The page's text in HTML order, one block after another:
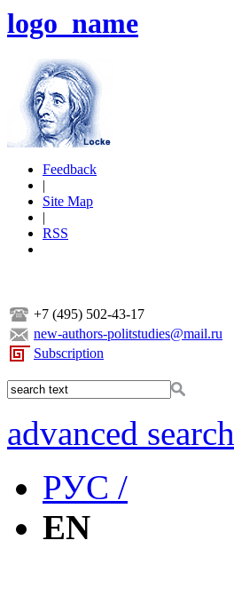
logo_name
Feedback
|
Site Map
|
RSS
+7 (495) 502-43-17
new-authors-politstudies@mail.ru
Subscription
advanced search
РУС /
EN